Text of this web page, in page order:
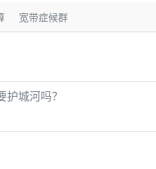
宽带症候群
城河吗？